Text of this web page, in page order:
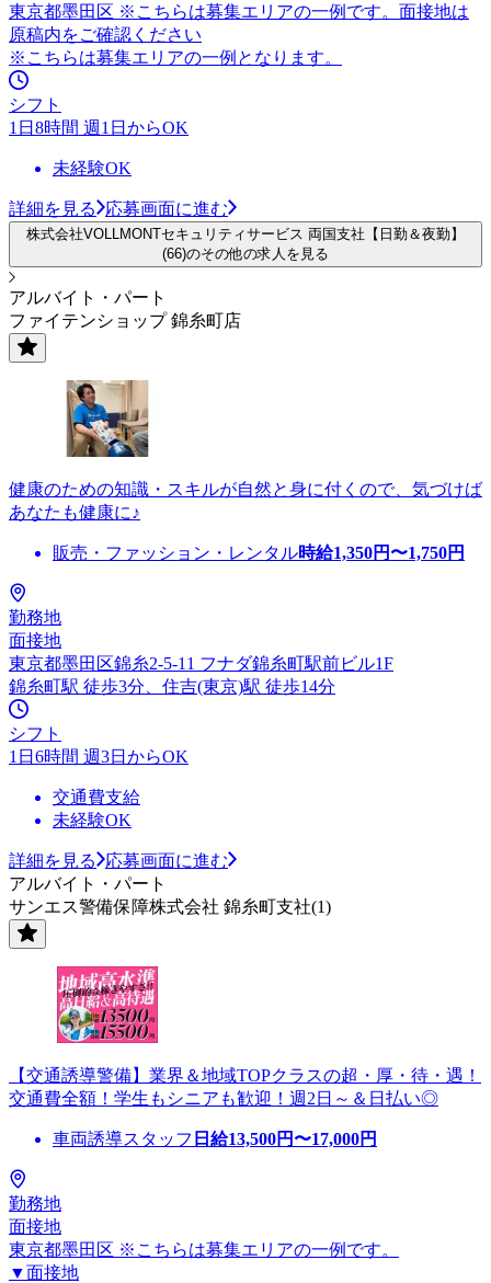
東京都墨田区 ※こちらは募集エリアの一例です。面接地は
原稿内をご確認ください
※こちらは募集エリアの一例となります。
シフト
1日8時間 週1日からOK
未経験OK
詳細を見る 応募画面に進む
株式会社VOLLMONTセキュリティサービス 両国支社【日勤＆夜勤】
(66)のその他の求人を見る
アルバイト・パート
ファイテンショップ 錦糸町店
健康のための知識・スキルが自然と身に付くので、気づけば
あなたも健康に♪
販売・ファッション・レンタル時給1,350円〜1,750円
勤務地
面接地
東京都墨田区錦糸2-5-11 フナダ錦糸町駅前ビル1F
錦糸町駅 徒歩3分、住吉(東京)駅 徒歩14分
シフト
1日6時間 週3日からOK
交通費支給
未経験OK
詳細を見る
応募画面に進む
アルバイト・パート
サンエス警備保障株式会社 錦糸町支社(1)
【交通誘導警備】業界＆地域TOPクラスの超・厚・待・遇！
交通費全額！学生もシニアも歓迎！週2日～＆日払い◎
車両誘導スタッフ 日給13,500円〜17,000円
勤務地
面接地
東京都墨田区 ※こちらは募集エリアの一例です。
▼面接地